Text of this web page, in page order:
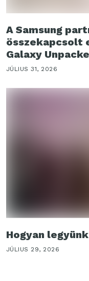
A Samsung
összekapcsolt
Galaxy
JÚLIUS 31, 2026
Hogyan
JÚLIUS 29, 2026